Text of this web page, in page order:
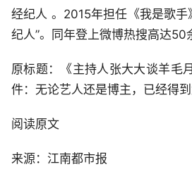
经纪人 。2015年担任《我是歌手
纪人”。同年登上微博热搜高达50
原标题：《主持人张大大谈羊毛
件：无论艺人还是博主，已经得到
阅读原文
来源：江南都市报